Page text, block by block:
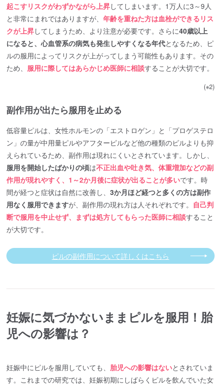
起こすリスクがわずかながら上昇してしまいます。1万人に3～9人
と非常にまれではありますが、年齢を重ねた方は血栓ができるリス
クが上昇してしまうため、より注意が必要です。さらに40歳以上
になると、心血管系の病気も発生しやすくなる年代となるため、ピ
ルの服用によってリスクが上がってしまう可能性もあります。その
ため、 服用に際してはあらかじめ医師に相談することが大切です。
(※2)
副作用が出たら服用を止める
低容量ピルは、女性ホルモンの「エストロゲン」と「プロゲステロ
ン」の量が中用量ピルやアフターピルなど他の種類のピルよりも抑
えられているため、副作用は現れにくいとされています。しかし、
服用を開始したばかりの頃は不正出血や吐き気、体重増加などの副
作用が現れやすく、1～2か月後に症状が出ることが多いです。時
間が経つと症状は自然に改善し、3か月ほど経つと多くの方は副作
用なく服用できますが、副作用の現れ方は人それぞれです。 自己判
断で服用を中止せず、まずは処方してもらった医師に相談すること
が大切です。
ピルの副作用について詳しくはこちら
妊娠に気づかないままピルを服用！胎
児への影響は？
妊娠中にピルを服用していても、 胎児への影響はないとされていま
す。これまでの研究では、妊娠初期にしばらくピルを飲んでいた女